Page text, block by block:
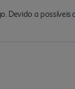
Devido a